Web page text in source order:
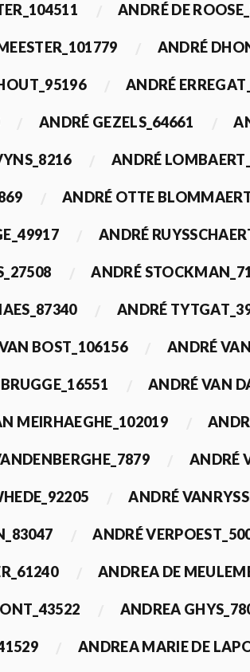
ANDRÉ DE
ANDRÉ
ANDRÉ
ANDRÉ GEZELS_64661
ANDRÉ
ANDRÉ OTTE
ANDRÉ
ANDRÉ
ANDRÉ
BOST_106156 ANDRÉ
ANDRÉ VAN
MEIRHAEGHE_102019
ANDRÉ
ANDRÉ
ANDRÉ
ANDREA DE
ANDREA
ANDREA MARIE DE